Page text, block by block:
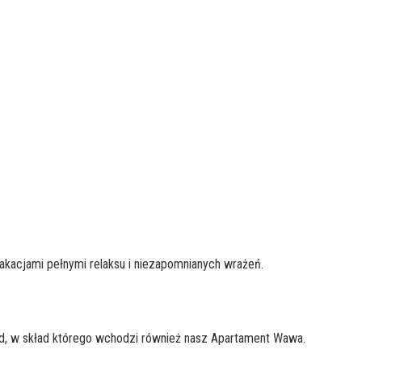
pełnymi relaksu i niezapomnianych wrażeń.
skład którego wchodzi również nasz Apartament Wawa.